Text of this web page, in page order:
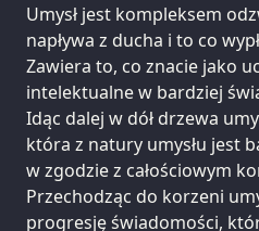
Umysł jest kompleksem
napływa z ducha i to co
Zawiera to, co znacie jako
intelektualne w bardziej
Idąc dalej w dół drzewa
która z natury umysłu jest
w zgodzie z całościowym
Przechodząc do korzeni
progresję świadomości,